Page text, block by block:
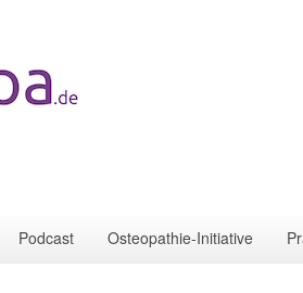
Podcast Osteopathie-Initiative